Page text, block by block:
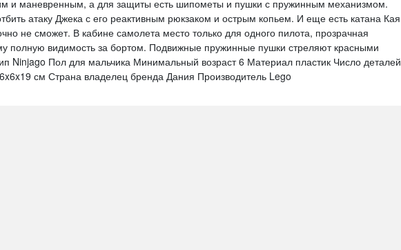
и маневренным, а для защиты есть шипометы и пушки с пружинным механизмом.
атаку Джека с его реактивным рюкзаком и острым копьем. И еще есть катана Кая
не сможет. В кабине самолета место только для одного пилота, прозрачная
полную видимость за бортом. Подвижные пружинные пушки стреляют красными
Ninjago Пол для мальчика Минимальный возраст 6 Материал пластик Число деталей
см Страна владелец бренда Дания Производитель Lego